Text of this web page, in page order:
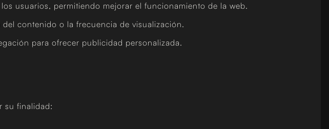
usuarios, permitiendo mejorar el funcionamiento de la web.
contenido o la frecuencia de visualización.
para ofrecer publicidad personalizada.
su finalidad: